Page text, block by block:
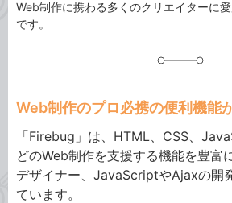
Web制作に携わる多くのクリエイターに
です。
Web制作のプロ必携の便利機能
「Firebug」は、HTML、CSS、
どのWeb制作を支援する機能を豊富
デザイナー、JavaScriptやAjaxの開
ています。